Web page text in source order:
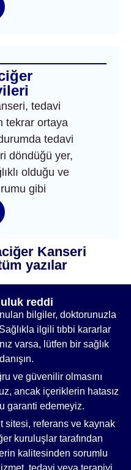
tedavi
tekrar ortaya
tedavi
döndüğü yer,
olduğu ve
gibi
Kanseri
yazılar
reddi
bilgiler, doktorunuzla
ilgili tıbbi kararlar
varsa, lütfen bir sağlık
ve güvenilir olmasını
ancak içeriklerin hatasız
garanti edemeyiz.
sitesi, referans ve kaynak
kuruluşlar tarafından
kalitesinden sorumlu